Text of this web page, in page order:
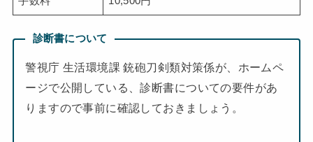
診断書について
警視庁 生活環境課 銃砲刀剣類対策係が、ホームペ
ージで公開している、診断書についての要件があ
りますので事前に確認しておきましょう。